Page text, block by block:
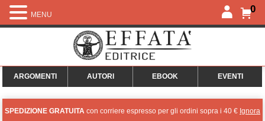
0
ARGOMENTI AUTORI EBOOK EVENTI
SPEDIZIONE GRATUITA con corriere espresso per gli ordini sopra i 40 € Ignora
MENU